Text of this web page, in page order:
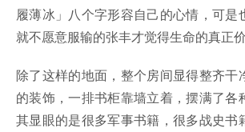
履薄冰」八个字形容自己的心情，可是
就不愿意服输的张丰才觉得生命的真正价
除了这样的地面，整个房间显得整齐干
的装饰，一排书柜靠墙立着，摆满了各
其显眼的是很多军事书籍，很多战史书